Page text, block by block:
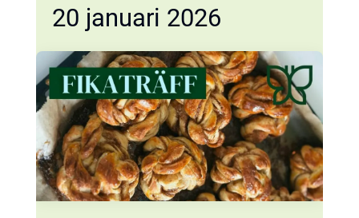
20 januari 2026